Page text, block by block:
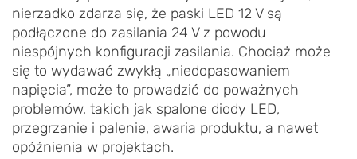
nierzadko zdarza się, że paski LED 12 V są
podłączone do zasilania 24 V z powodu
niespójnych konfiguracji zasilania. Chociaż może
się to wydawać zwykłą „niedopasowaniem
napięcia”, może to prowadzić do poważnych
problemów, takich jak spalone diody LED,
przegrzanie i palenie, awaria produktu, a nawet
opóźnienia w projektach.